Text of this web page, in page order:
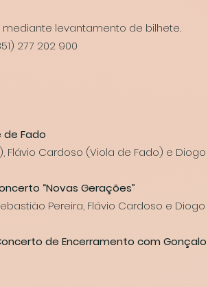
levantamento de bilhete.
277 202 900
de Fado
Cardoso (Viola de Fado) e Diogo
“Novas Gerações”
Pereira, Flávio Cardoso e Diogo
de Encerramento com Gonçalo